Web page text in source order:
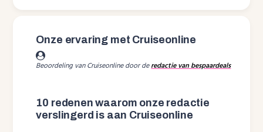
Onze ervaring met Cruiseonline
Beoordeling van Cruiseonline door deredactie van bespaardeals
10 redenen waarom onze redactie
verslingerd is aan Cruiseonline